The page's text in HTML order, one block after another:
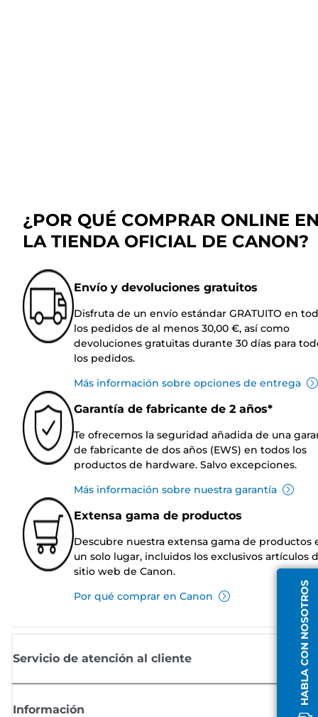
HABLA CON NOSOTROS
¿POR QUÉ COMPRAR ONLINE
LA TIENDA OFICIAL DE CANON?
Envío y devoluciones gratuitos
Disfruta de un envío estándar GRATUITO en
los pedidos de al menos 30,00 €, así como
devoluciones gratuitas durante 30 días para
los pedidos.
Más información sobre opciones de entrega
Garantía de fabricante de 2 años*
Te ofrecemos la seguridad añadida de una
de fabricante de dos años (EWS) en todos los
productos de hardware. Salvo excepciones.
Más información sobre nuestra garantía
Extensa gama de productos
Descubre nuestra extensa gama de productos
un solo lugar, incluidos los exclusivos artículos
sitio web de Canon.
Por qué comprar en Canon
Servicio de atención al cliente
Información